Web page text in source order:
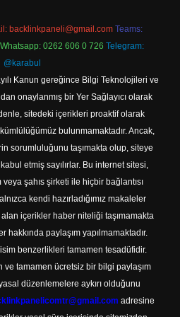
backlinkpaneli@gmail.com Teams:
Whatsapp: 0262 606 0 726 Telegram:
@karabul
Kanun gereğince Bilgi Teknolojileri ve
onaylanmış bir Yer Sağlayıcı olarak
sitedeki içerikleri proaktif olarak
bulunmamaktadır. Ancak,
sorumluluğunu taşımakta olup, siteye
etmiş sayılırlar. Bu internet sitesi,
şahıs şirketi ile hiçbir bağlantısı
kendi hazırladığımız makaleler
alan içerikler haber niteliği taşımamakta
paylaşım yapılmamaktadır.
benzerlikleri tamamen tesadüfidir.
ve tamamen ücretsiz bir bilgi paylaşım
düzenlemelere aykırı olduğunu
adresine